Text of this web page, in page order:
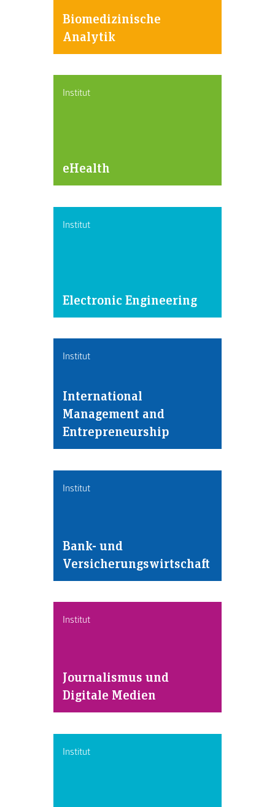
Biomedizinische
Analytik
Institut
eHealth
Institut
Electronic Engineering
Institut
International
Management and
Entrepreneurship
Institut
Bank- und
Versicherungswirtschaft
Institut
Journalismus und
Digitale Medien
Institut